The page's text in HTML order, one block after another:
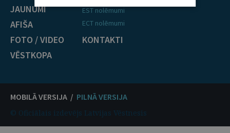
JAUNUMI
AFIŠA
FOTO / VIDEO
VĒSTKOPA
EST nolēmumi
ECT nolēmumi
KONTAKTI
MOBILĀ VERSIJA / PILNĀ VERSIJA
© Oficiālais izdevējs Latvijas Vēstnesis